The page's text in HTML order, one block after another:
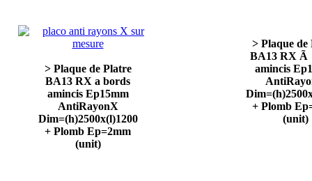
> Plaque de Platre
BA13 RX a bords
amincis Ep15mm
AntiRayonX
Dim=(h)2500x(l)1200
+ Plomb Ep=2mm
(unit)
> Plaque de
BA13 RX Ã
amincis
+ Plomb
(unit)